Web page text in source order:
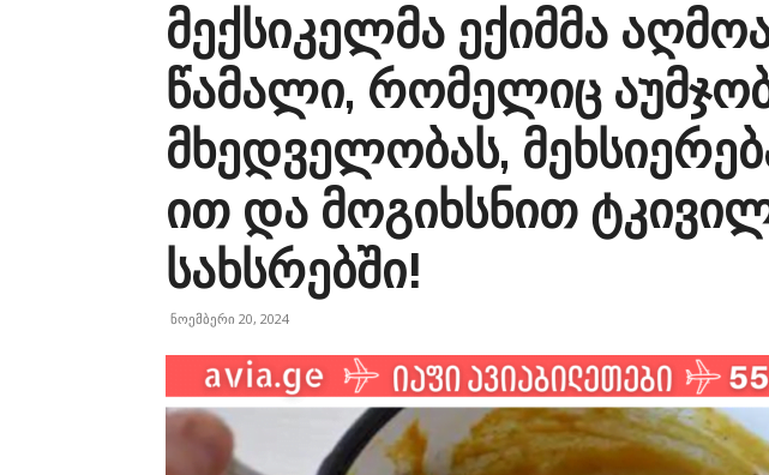
მექსიკელმა ექიმმა
წამალი, რომელიც
მხედველობას,
ით და მოგიხსნით
სახსრებში!
ნოემბერი 20, 2024